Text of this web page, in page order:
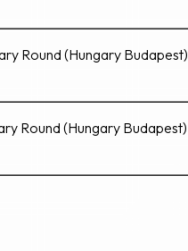
Round (Hungary Budapest)
Round (Hungary Budapest)